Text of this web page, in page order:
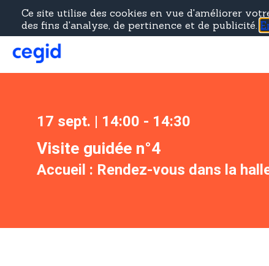
17 sept. | 14:00 - 14:30
Visite guidée n°4
Accueil : Rendez-vous dans la
Ce site utilise des cookies en vue d'améliorer
des fins d'analyse, de pertinence et de publicité.